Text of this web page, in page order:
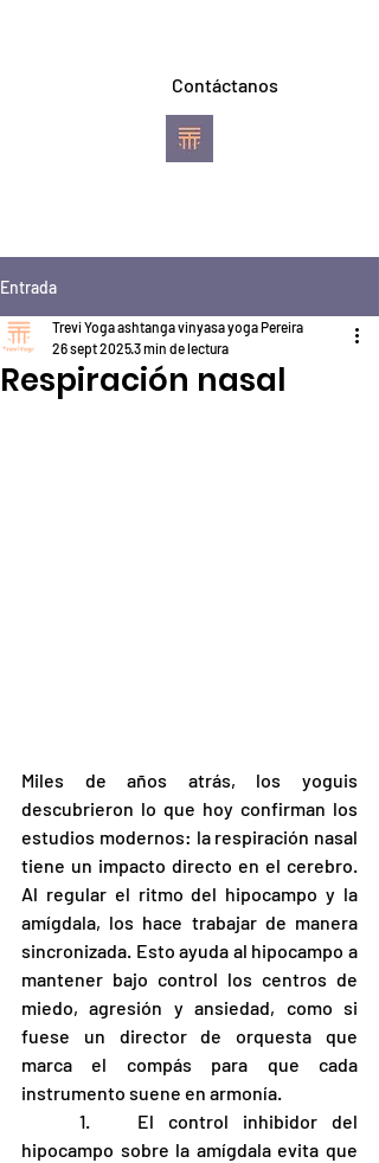
Contáctanos
Pereira
Entrada
Respiración nasal
Trevi Yoga ashtanga vinyasa yoga Pereira
26 sept 20253 min de lectura
Miles de años atrás, los yoguis
descubrieron lo que hoy confirman los
estudios modernos: la respiración nasal
tiene un impacto directo en el cerebro.
Al regular el ritmo del hipocampo y la
amígdala, los hace trabajar de manera
sincronizada. Esto ayuda al hipocampo a
mantener bajo control los centros de
miedo, agresión y ansiedad, como si
fuese un director de orquesta que
marca el compás para que cada
instrumento suene en armonía.
hipocampo sobre la amígdala evita que